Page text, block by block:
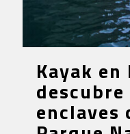
Kayak
enclaves